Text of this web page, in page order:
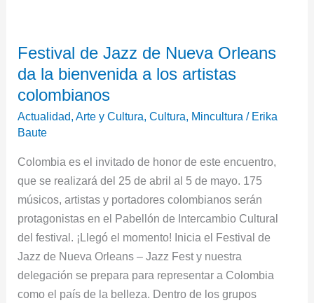
Festival de Jazz de Nueva Orleans
da la bienvenida a los artistas
colombianos
Actualidad,Arte y Cultura,Cultura, Mincultura / Erika
Baute
Colombia es el invitado de honor de este encuentro,
que se realizará del 25 de abril al 5 de mayo. 175
músicos, artistas y portadores colombianos serán
protagonistas en el Pabellón de Intercambio Cultural
del festival. ¡Llegó el momento! Inicia el Festival de
Jazz de Nueva Orleans – Jazz Fest y nuestra
delegación se prepara para representar a Colombia
como el país de la belleza. Dentro de los grupos
de
Jazz
de
Nueva
Orleans
la
bienvenida
a
los
artistas
colombianos